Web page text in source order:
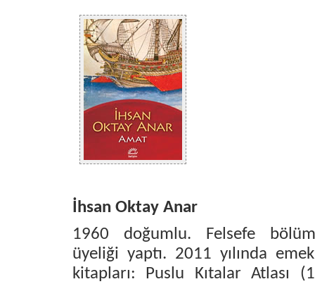
İhsan Oktay Anar
1960 doğumlu. Felsefe
üyeliği yaptı. 2011 yılında
kitapları: Puslu Kıtalar Atlası